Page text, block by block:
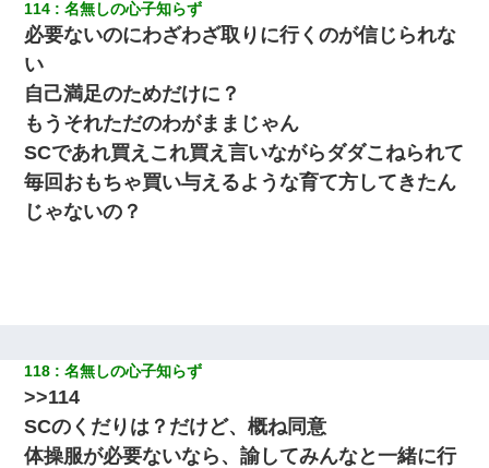
【驚愕】私「今まで育てた分のお金返してね(冗談)」息子「はい、
3000万円」→数年後。私「妹が病気になったから援助して欲し
い」→
【衝撃】女友達から行為中に告白されてOKした結果
私は家が貧しくて、手に職をつけようと看護師になった。だけど
卒業を控えた年の1月末、車にひかれて看護師になれなくなった。
114 名無しの心子知らず
必要ないのにわざわざ取りに行くのが信じられな
い
自己満足のためだけに？
もうそれただのわがままじゃん
SCであれ買えこれ買え言いながらダダこねられて
毎回おもちゃ買い与えるような育て方してきたん
じゃないの？
118 名無しの心子知らず
>>114
SCのくだりは？だけど、概ね同意
体操服が必要ないなら、諭してみんなと一緒に行